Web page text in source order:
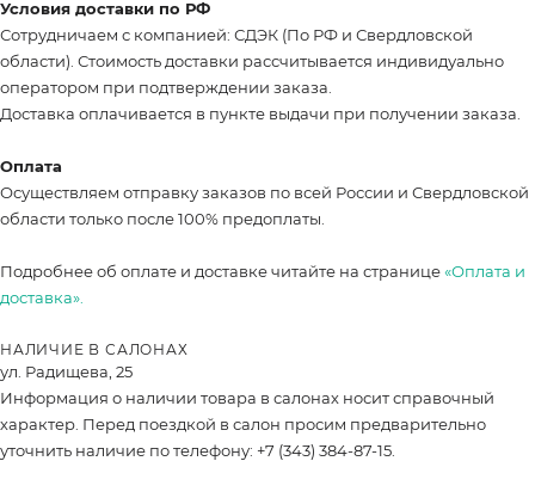
Условия доставки по РФ
Сотрудничаем с компанией: СДЭК (По РФ и Свердловской
области). Стоимость доставки рассчитывается индивидуально
оператором при подтверждении заказа.
Доставка оплачивается в пункте выдачи при получении заказа.
Оплата
Осуществляем отправку заказов по всей России и Свердловской
области только после 100% предоплаты.
Подробнее об оплате и доставке читайте на странице«Оплата и
доставка».
НАЛИЧИЕ В САЛОНАХ
ул. Радищева, 25
Информация о наличии товара в салонах носит справочный
характер. Перед поездкой в салон просим предварительно
уточнить наличие по телефону: +7 (343) 384-87-15.